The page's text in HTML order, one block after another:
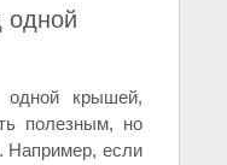
одной
крышей,
полезным, но
Например, если